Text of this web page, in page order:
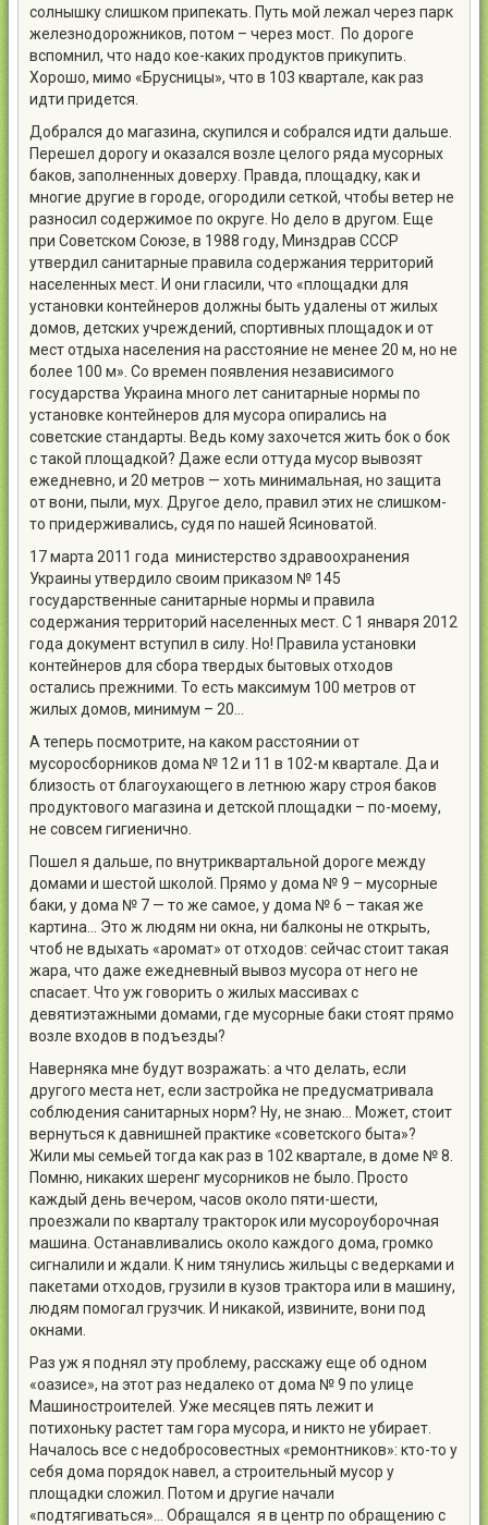
солнышку слишком припекать. Путь мой лежал через парк
железнодорожников, потом – через мост. По дороге
вспомнил, что надо кое-каких продуктов прикупить.
Хорошо, мимо «Брусницы», что в 103 квартале, как раз
идти придется.
Добрался до магазина, скупился и собрался идти дальше.
Перешел дорогу и оказался возле целого ряда мусорных
баков, заполненных доверху. Правда, площадку, как и
многие другие в городе, огородили сеткой, чтобы ветер не
разносил содержимое по округе. Но дело в другом. Еще
при Советском Союзе, в 1988 году, Минздрав СССР
утвердил санитарные правила содержания территорий
населенных мест. И они гласили, что «площадки для
установки контейнеров должны быть удалены от жилых
домов, детских учреждений, спортивных площадок и от
мест отдыха населения на расстояние не менее 20 м, но не
более 100 м». Со времен появления независимого
государства Украина много лет санитарные нормы по
установке контейнеров для мусора опирались на
советские стандарты. Ведь кому захочется жить бок о бок
с такой площадкой? Даже если оттуда мусор вывозят
ежедневно, и 20 метров — хоть минимальная, но защита
от вони, пыли, мух. Другое дело, правил этих не слишком-
то придерживались, судя по нашей Ясиноватой.
17 марта 2011 года министерство здравоохранения
Украины утвердило своим приказом № 145
государственные санитарные нормы и правила
содержания территорий населенных мест. С 1 января 2012
года документ вступил в силу. Но! Правила установки
контейнеров для сбора твердых бытовых отходов
остались прежними. То есть максимум 100 метров от
жилых домов, минимум – 20…
А теперь посмотрите, на каком расстоянии от
мусоросборников дома № 12 и 11 в 102-м квартале. Да и
близость от благоухающего в летнюю жару строя баков
продуктового магазина и детской площадки – по-моему,
не совсем гигиенично.
Пошел я дальше, по внутриквартальной дороге между
домами и шестой школой. Прямо у дома № 9 – мусорные
баки, у дома № 7 — то же самое, у дома № 6 – такая же
картина… Это ж людям ни окна, ни балконы не открыть,
чтоб не вдыхать «аромат» от отходов: сейчас стоит такая
жара, что даже ежедневный вывоз мусора от него не
спасает. Что уж говорить о жилых массивах с
девятиэтажными домами, где мусорные баки стоят прямо
возле входов в подъезды?
Наверняка мне будут возражать: а что делать, если
другого места нет, если застройка не предусматривала
соблюдения санитарных норм? Ну, не знаю… Может, стоит
вернуться к давнишней практике «советского быта»?
Жили мы семьей тогда как раз в 102 квартале, в доме № 8.
Помню, никаких шеренг мусорников не было. Просто
каждый день вечером, часов около пяти-шести,
проезжали по кварталу тракторок или мусороуборочная
машина. Останавливались около каждого дома, громко
сигналили и ждали. К ним тянулись жильцы с ведерками и
пакетами отходов, грузили в кузов трактора или в машину,
людям помогал грузчик. И никакой, извините, вони под
окнами.
Раз уж я поднял эту проблему, расскажу еще об одном
«оазисе», на этот раз недалеко от дома № 9 по улице
Машиностроителей. Уже месяцев пять лежит и
потихоньку растет там гора мусора, и никто не убирает.
Началось все с недобросовестных «ремонтников»: кто-то у
себя дома порядок навел, а строительный мусор у
площадки сложил. Потом и другие начали
«подтягиваться»… Обращался я в центр по обращению с